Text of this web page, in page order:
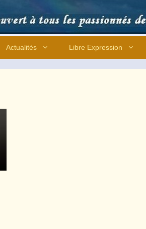
Actualités Libre Expression